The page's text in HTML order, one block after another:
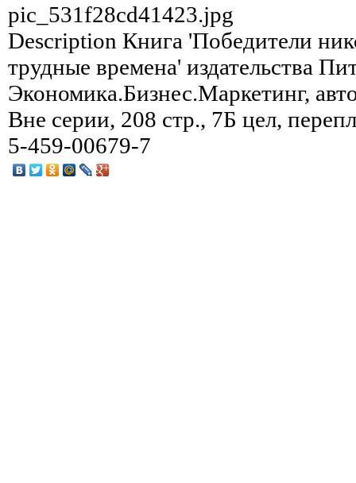
pic_531f28cd41423.jpg
Description Книга 'Победители
трудные времена' издательства
Экономика.Бизнес.Маркетинг,
Вне серии, 208 стр., 7Б цел,
5-459-00679-7